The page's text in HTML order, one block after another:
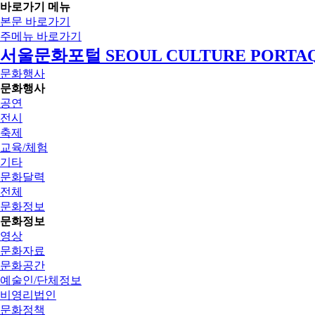
바로가기 메뉴
본문 바로가기
주메뉴 바로가기
서울문화포털 SEOUL CULTURE
문화행사
문화행사
공연
전시
축제
교육/체험
기타
문화달력
전체
문화정보
문화정보
영상
문화자료
문화공간
예술인/단체정보
비영리법인
문화정책